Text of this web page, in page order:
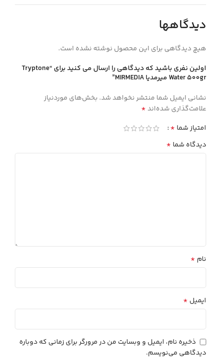
دیدگاهها
هیچ دیدگاهی برای این محصول نوشته نشده است.
اولین نفری باشید که دیدگاهی را ارسال می کنید برای “Tryptone
Water 500gr ميرمديا MIRMEDIA”
نشانی ایمیل شما منتشر نخواهد شد. بخش‌های موردنیاز
علامت‌گذاری شده‌اند*
امتیاز شما *
دیدگاه شما *
نام *
ایمیل *
ذخیره نام، ایمیل و وبسایت من در مرورگر برای زمانی که دوباره
دیدگاهی می‌نویسم.